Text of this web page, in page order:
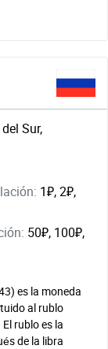
Sur,
1₽, 2₽,
50₽, 100₽,
es la moneda
al rublo
rublo es la
de la libra